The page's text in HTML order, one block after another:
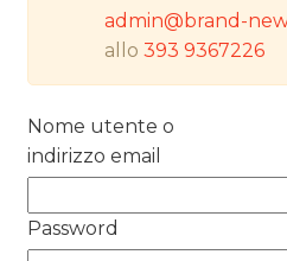
NORMATIVE
CASE HISTORY
OPINIONI
admin@brand-
allo393 9367226
Nome utente o
indirizzo email
Password